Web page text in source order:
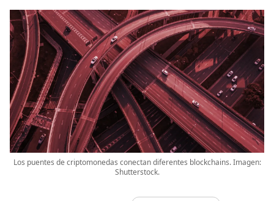
Los puentes de criptomonedas conectan diferentes blockchains. Imagen:
Shutterstock.